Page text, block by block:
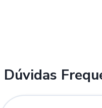
Dúvidas